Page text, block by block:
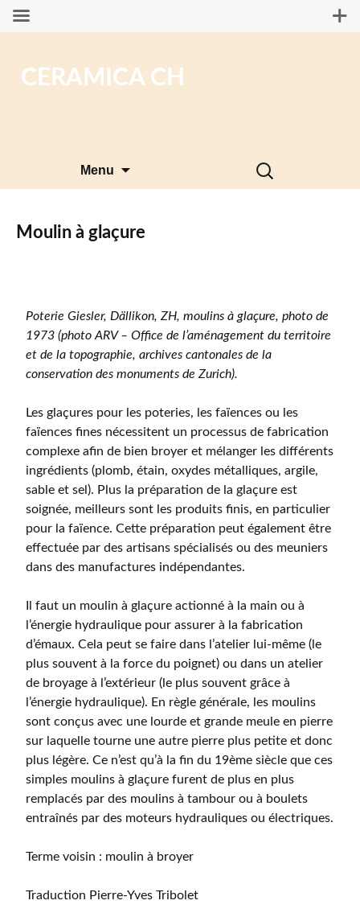
CERAMICA CH
Menu
Rechercher :
Moulin à glaçure
Poterie Giesler, Dällikon, ZH, moulins à glaçure, photo de
1973 (photo ARV – Office de l’aménagement du territoire
et de la topographie, archives cantonales de la
conservation des monuments de Zurich).
Les glaçures pour les poteries, les faïences ou les
faïences fines nécessitent un processus de fabrication
complexe afin de bien broyer et mélanger les différents
ingrédients (plomb, étain, oxydes métalliques, argile,
sable et sel). Plus la préparation de la glaçure est
soignée, meilleurs sont les produits finis, en particulier
pour la faïence. Cette préparation peut également être
effectuée par des artisans spécialisés ou des meuniers
dans des manufactures indépendantes.
Il faut un moulin à glaçure actionné à la main ou à
l’énergie hydraulique pour assurer à la fabrication
d’émaux. Cela peut se faire dans l’atelier lui-même (le
plus souvent à la force du poignet) ou dans un atelier
de broyage à l’extérieur (le plus souvent grâce à
l’énergie hydraulique). En règle générale, les moulins
sont conçus avec une lourde et grande meule en pierre
sur laquelle tourne une autre pierre plus petite et donc
plus légère. Ce n’est qu’à la fin du 19ème siècle que ces
simples moulins à glaçure furent de plus en plus
remplacés par des moulins à tambour ou à boulets
entraînés par des moteurs hydrauliques ou électriques.
Terme voisin : moulin à broyer
Traduction Pierre-Yves Tribolet